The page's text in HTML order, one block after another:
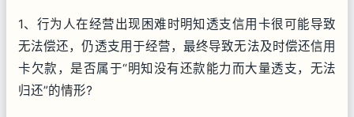
1、行为人在经营出现困难时明知透支信用卡很可能导致
无法偿还，仍透支用于经营，最终导致无法及时偿还信用
卡欠款，是否属于“明知没有还款能力而大量透支，无法
归还”的情形?